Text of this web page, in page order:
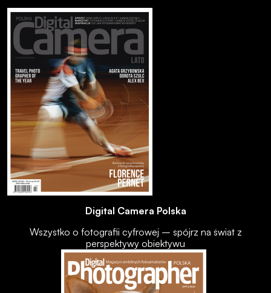
Digital Camera Polska
Wszystko o fotografii cyfrowej – spójrz na świat z
perspektywy obiektywu